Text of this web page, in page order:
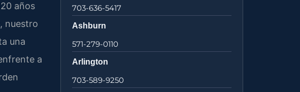
años
nuestro
una
a
703-636-5417
Ashburn
571-279-0110
Arlington
703-589-9250